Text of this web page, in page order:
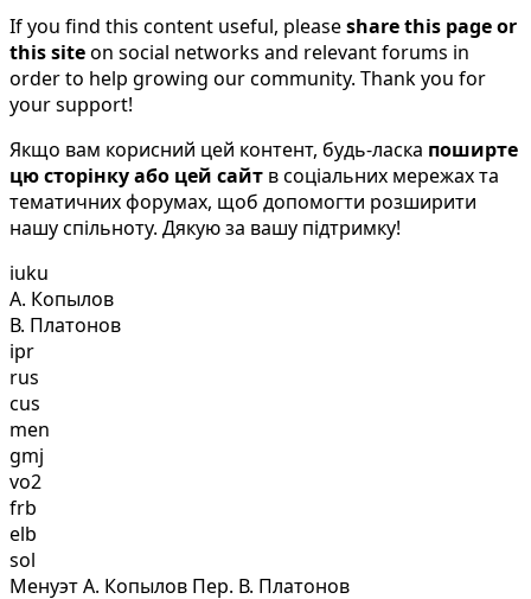
If you find this content useful, pleaseshare this page or
this siteon social networks and relevant forums in
order to help growing our community. Thank you for
your support!
Якщо вам корисний цей контент, будь-ласка поширте
цю сторінку або цей сайт в соціальних мережах та
тематичних форумах, щоб допомогти розширити
нашу спільноту. Дякую за вашу підтримку!
iuku
А. Копылов
В. Платонов
ipr
rus
cus
men
gmj
vo2
frb
elb
sol
Менуэт А. Копылов Пер. В. Платонов